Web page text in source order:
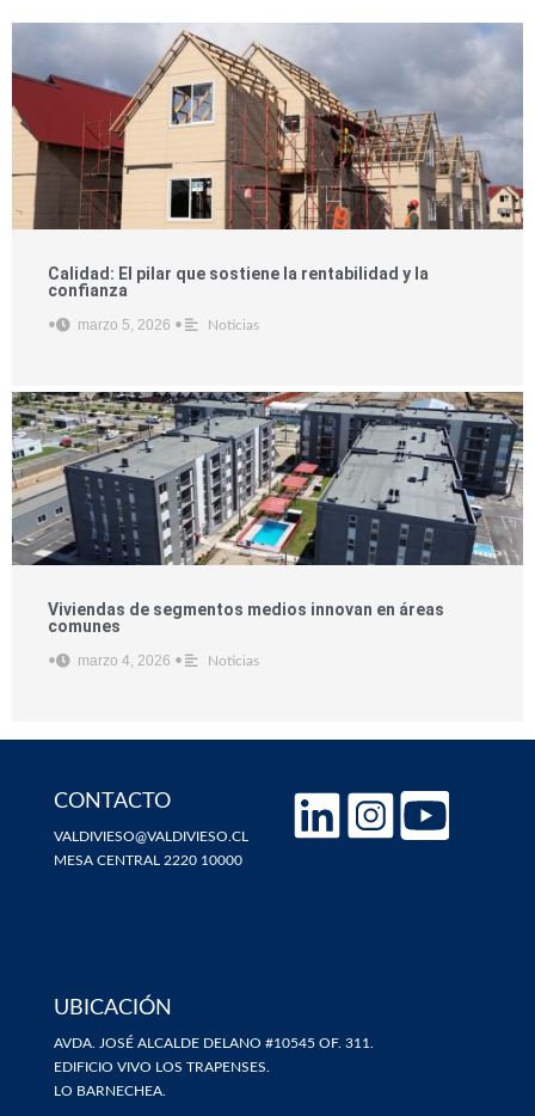
Calidad: El pilar que sostiene la rentabilidad y la
confianza
• marzo 5, 2026 • Noticias
Viviendas de segmentos medios innovan en áreas
comunes
• marzo 4, 2026 • Noticias
CONTACTO
VALDIVIESO@VALDIVIESO.CL
MESA CENTRAL 2220 10000
UBICACIÓN
AVDA. JOSÉ ALCALDE DELANO #10545 OF. 311.
EDIFICIO VIVO LOS TRAPENSES.
LO BARNECHEA.